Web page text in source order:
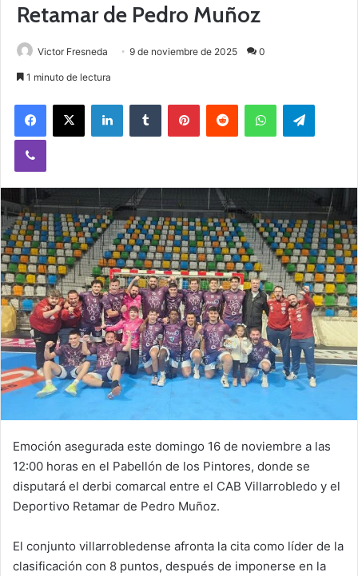
Retamar de Pedro Muñoz
Victor Fresneda 9 de noviembre de 2025 0
1 minuto de lectura
Emoción asegurada este domingo 16 de noviembre a las
12:00 horas en el Pabellón de los Pintores, donde se
disputará el derbi comarcal entre el CAB Villarrobledo y el
Deportivo Retamar de Pedro Muñoz.
El conjunto villarrobledense afronta la cita como líder de la
clasificación con 8 puntos, después de imponerse en la